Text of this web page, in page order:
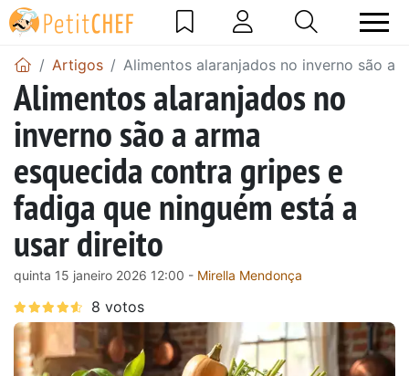
Artigos Alimentos alaranjados no inverno são a
Alimentos alaranjados no
inverno são a arma
esquecida contra gripes e
fadiga que ninguém está a
usar direito
quinta 15 janeiro 2026 12:00 - Mirella Mendonça